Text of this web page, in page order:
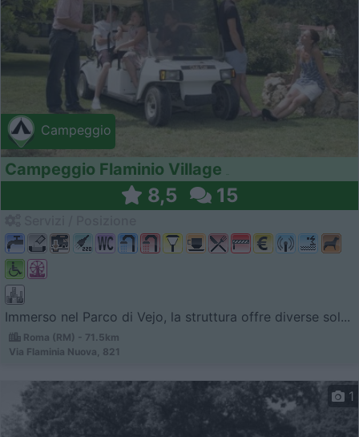
Campeggio
Campeggio Flaminio Village
8,5 15
Immerso nel Parco di Vejo, la struttura offre diverse sol...
Roma (RM) - 71.5km
Via Flaminia Nuova, 821
1